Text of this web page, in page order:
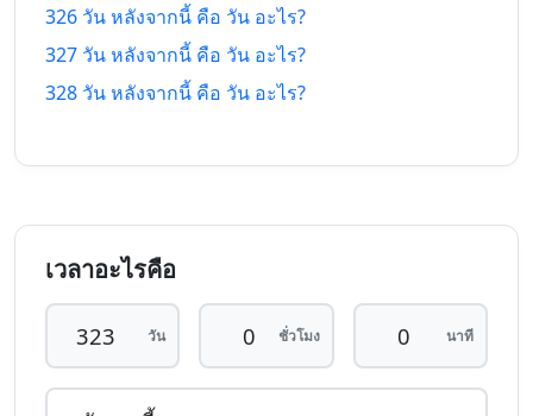
319 วัน
ที่แล้ว
22/9/25
319 วัน
หลังจากนี้
ที่แล้ว
หลังจากนี้
322 วัน
ที่แล้ว
หลังจากนี้
ที่แล้ว
18/9/25
หลังจากนี้
26/6/27
326 วัน หลังจากนี้ คือ วัน อะไร?
327 วัน หลังจากนี้ คือ วัน อะไร?
328 วัน หลังจากนี้ คือ วัน อะไร?
เวลาอะไรคือ
วัน ชั่วโมง นาที